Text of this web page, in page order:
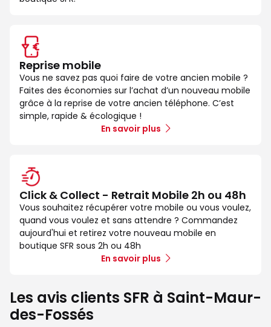
Reprise mobile
Vous ne savez pas quoi faire de votre ancien mobile ?
Faites des économies sur l’achat d’un nouveau mobile
grâce à la reprise de votre ancien téléphone. C’est
simple, rapide & écologique !
En savoir plus
Click & Collect - Retrait Mobile 2h ou 48h
Vous souhaitez récupérer votre mobile ou vous voulez,
quand vous voulez et sans attendre ? Commandez
aujourd'hui et retirez votre nouveau mobile en
boutique SFR sous 2h ou 48h
En savoir plus
Les avis clients SFR à Saint-Maur-
des-Fossés